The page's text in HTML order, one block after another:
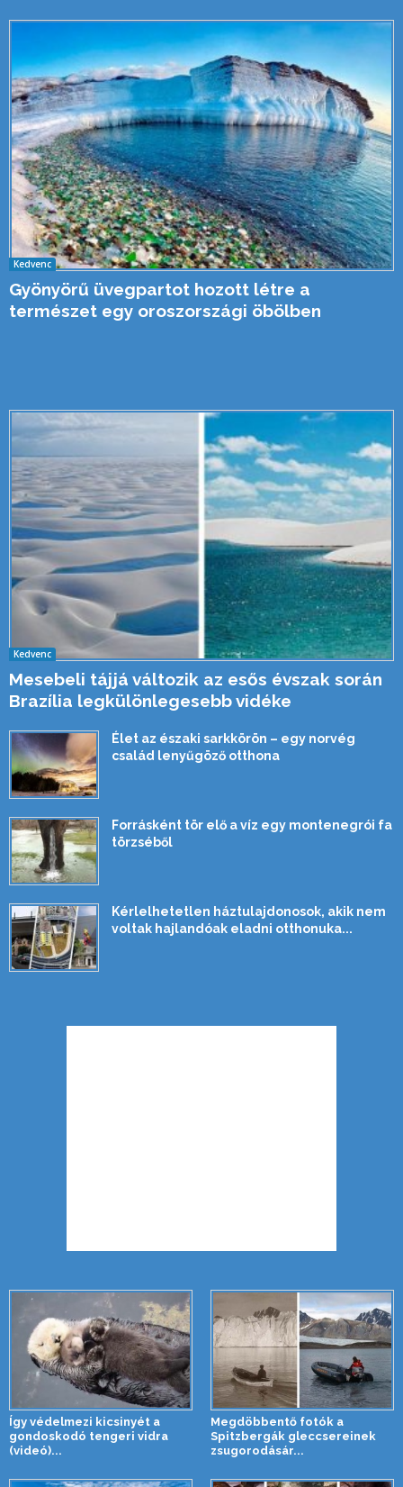
Kedvenc
Gyönyörű üvegpartot hozott létre a
természet egy oroszországi öbölben
Kedvenc
Mesebeli tájjá változik az esős évszak során
Brazília legkülönlegesebb vidéke
Élet az északi sarkkörön – egy norvég
család lenyűgöző otthona
Forrásként tör elő a víz egy montenegrói fa
törzséből
Kérlelhetetlen háztulajdonosok, akik nem
voltak hajlandóak eladni otthonuka...
Így védelmezi kicsinyét a
gondoskodó tengeri vidra
(videó)...
Megdöbbentő fotók a
Spitzbergák gleccsereinek
zsugorodásár...